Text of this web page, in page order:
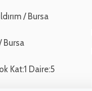
/ Bursa
Bursa
Kat:1 Daire:5